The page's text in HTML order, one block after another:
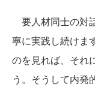
要人材同士の対
寧に実践し続けま
のを見れば、それ
う。そうして内発